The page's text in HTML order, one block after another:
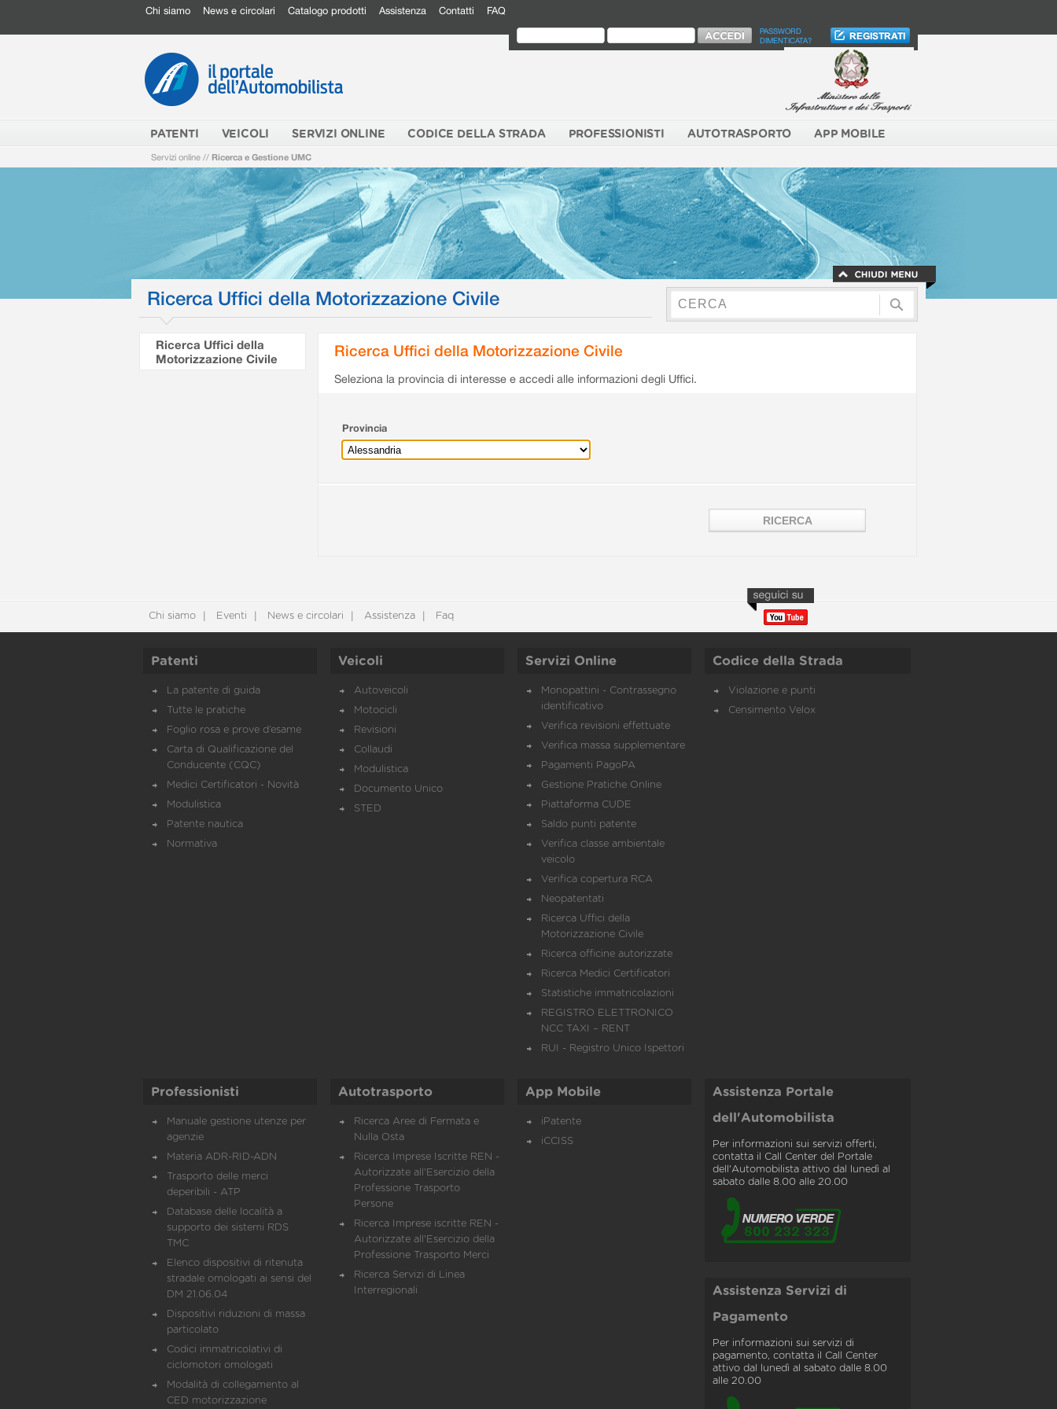
Chi siamo News e circolari Catalogo prodotti Assistenza Contatti FAQ
PASSWORD
DIMENTICATA?
PATENTI VEICOLI SERVIZI ONLINE CODICE DELLA STRADA PROFESSIONISTI AUTOTRASPORTO APP MOBILE
Servizi online // Ricerca e Gestione UMC
Ricerca Uffici della Motorizzazione Civile
Ricerca Uffici della
Motorizzazione Civile
Ricerca Uffici della Motorizzazione Civile
Seleziona la provincia di interesse e accedi alle informazioni degli Uffici.
Provincia
Chi siamo Eventi News e circolari Assistenza Faq
Patenti
La patente di guida
Tutte le pratiche
Foglio rosa e prove d’esame
Carta di Qualificazione del
Conducente (CQC)
Medici Certificatori - Novità
Modulistica
Patente nautica
Normativa
Veicoli
Autoveicoli
Motocicli
Revisioni
Collaudi
Modulistica
Documento Unico
STED
Servizi Online
Monopattini - Contrassegno
identificativo
Verifica revisioni effettuate
Verifica massa supplementare
Pagamenti PagoPA
Gestione Pratiche Online
Piattaforma CUDE
Saldo punti patente
Verifica classe ambientale
veicolo
Verifica copertura RCA
Neopatentati
Ricerca Uffici della
Motorizzazione Civile
Ricerca officine autorizzate
Ricerca Medici Certificatori
Statistiche immatricolazioni
REGISTRO ELETTRONICO
NCC TAXI – RENT
RUI - Registro Unico Ispettori
Codice della Strada
Violazione e punti
Censimento Velox
Professionisti
Manuale gestione utenze per
agenzie
Materia ADR-RID-ADN
Trasporto delle merci
deperibili - ATP
Database delle località a
supporto dei sistemi RDS
TMC
Elenco dispositivi di ritenuta
stradale omologati ai sensi del
DM 21.06.04
Dispositivi riduzioni di massa
particolato
Codici immatricolativi di
ciclomotori omologati
Modalità di collegamento al
CED motorizzazione
Autotrasporto
Ricerca Aree di Fermata e
Nulla Osta
Ricerca Imprese Iscritte REN -
Autorizzate all'Esercizio della
Professione Trasporto
Persone
Ricerca Imprese iscritte REN -
Autorizzate all'Esercizio della
Professione Trasporto Merci
Ricerca Servizi di Linea
Interregionali
App Mobile
iPatente
iCCISS
Assistenza Portale
dell'Automobilista
Per informazioni sui servizi offerti,
contatta il Call Center del Portale
dell'Automobilista attivo dal lunedì al
sabato dalle 8.00 alle 20.00
Assistenza Servizi di
Pagamento
Per informazioni sui servizi di
pagamento, contatta il Call Center
attivo dal lunedì al sabato dalle 8.00
alle 20.00